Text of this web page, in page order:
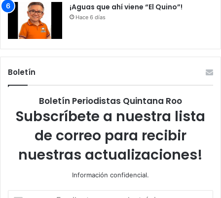
¡Aguas que ahí viene “El Quino”!
Hace 6 días
Boletín
Boletín Periodistas Quintana Roo
Subscríbete a nuestra lista
de correo para recibir
nuestras actualizaciones!
Información confidencial.